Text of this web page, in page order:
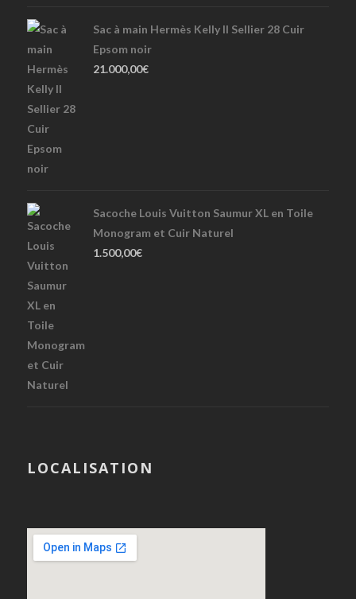
Sac à main Hermès Kelly II Sellier 28 Cuir
Epsom noir
21.000,00€
Sacoche Louis Vuitton Saumur XL en Toile
Monogram et Cuir Naturel
1.500,00€
LOCALISATION